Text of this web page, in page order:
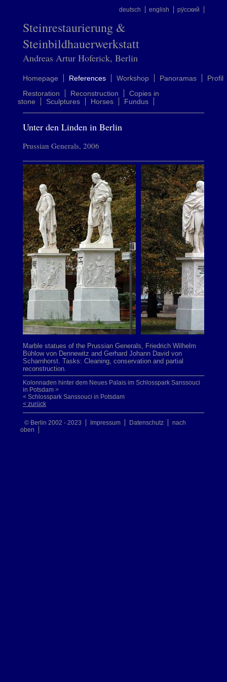
deutsch english ру́сский
Steinrestaurierung &
Steinbildhauerwerkstatt
Andreas Artur Hoferick, Berlin
Homepage References Workshop Panoramas
Profil
Restoration
Reconstruction
Copies in
stone
Sculptures Horses Fundus
Unter den Linden in Berlin
Prussian Generals, 2006
Marble statues of the Prussian Generals, Friedrich Wilhelm
Bühlow von Dennewitz and Gerhard Johann David von
Scharnhorst. Tasks: Cleaning, conservation and partial
reconstruction.
Kolonnaden hinter dem Neues Palais im Schlosspark Sanssouci
in Potsdam >
< Schlosspark Sanssouci in Potsdam
< zurück
© Berlin 2002 - 2023 Impressum Datenschutz
nach
oben